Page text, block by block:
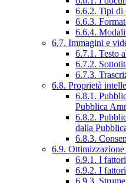
6.6.2. Tipi di
6.6.3.
6.6.4.
6.7. Immagini e
6.7.1. Testo
6.7.2.
6.7.3.
6.8. Proprietà
6.8.1.
Pubblica
6.8.2.
dalla
6.8.3.
6.9.
6.9.1. I fattori
6.9.2. I fattori
6.9.3.